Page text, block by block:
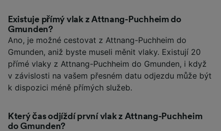
Existuje přímý vlak z Attnang-Puchheim do
Gmunden?
Ano, je možné cestovat z Attnang-Puchheim do
Gmunden, aniž byste museli měnit vlaky. Existují 20
přímé vlaky z Attnang-Puchheim do Gmunden, i když
v závislosti na vašem přesném datu odjezdu může být
k dispozici méně přímých služeb.
Který čas odjíždí první vlak z Attnang-Puchheim
do Gmunden?